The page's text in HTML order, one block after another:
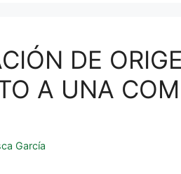
DE
A UNA
García